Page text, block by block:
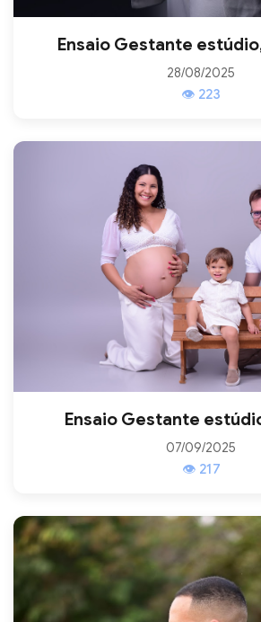
Ensaio Gestante
28/08/2025
👁 223
Ensaio Gestante
07/09/2025
👁 217